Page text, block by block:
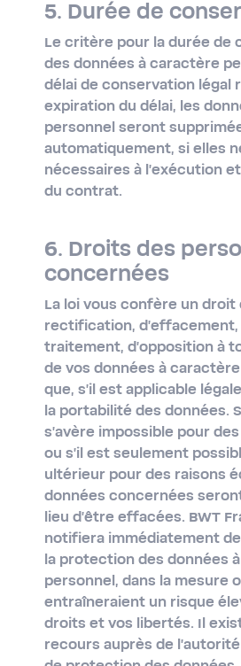
5. Durée de
Le critère pour la durée de
des données à caractère
délai de conservation légal
expiration du délai, les
personnel seront
automatiquement, si elles
nécessaires à l'exécution
du contrat.
6. Droits des
concernées
La loi vous confère un droit
rectification, d'effacement,
traitement, d'opposition à
de vos données à
que, s'il est applicable
la portabilité des données.
s'avère impossible pour
ou s'il est seulement
ultérieur pour des raisons
données concernées
lieu d'être effacées. BWT
notifiera immédiatement
la protection des données
personnel, dans la mesure
entraîneraient un risque
droits et vos libertés. Il
recours auprès de